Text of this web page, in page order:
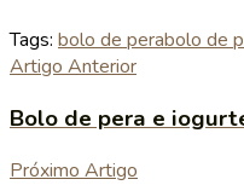
Tags: bolo de perabolo de
Artigo Anterior
Bolo de pera e
Próximo Artigo